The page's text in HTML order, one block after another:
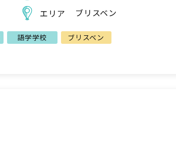
エリア ブリスベン
語学学校 ブリスベン